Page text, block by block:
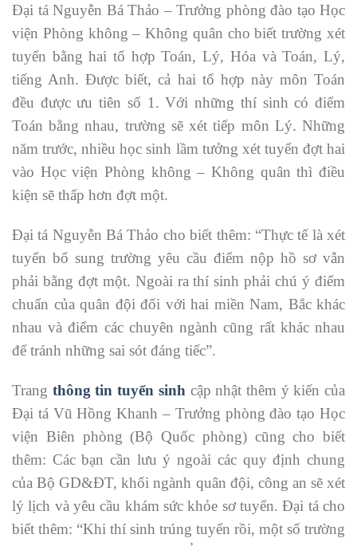
Đại tá Nguyễn Bá Thảo – Trưởng phòng đào tạo Học
viện Phòng không – Không quân cho biết trường xét
tuyển bằng hai tổ hợp Toán, Lý, Hóa và Toán, Lý,
tiếng Anh. Được biết, cả hai tổ hợp này môn Toán
đều được ưu tiên số 1. Với những thí sinh có điểm
Toán bằng nhau, trường sẽ xét tiếp môn Lý. Những
năm trước, nhiều học sinh lầm tưởng xét tuyển đợt hai
vào Học viện Phòng không – Không quân thì điều
kiện sẽ thấp hơn đợt một.
Đại tá Nguyễn Bá Thảo cho biết thêm: “Thực tế là xét
tuyển bổ sung trường yêu cầu điểm nộp hồ sơ vẫn
phải bằng đợt một. Ngoài ra thí sinh phải chú ý điểm
chuẩn của quân đội đối với hai miền Nam, Bắc khác
nhau và điểm các chuyên ngành cũng rất khác nhau
để tránh những sai sót đáng tiếc”.
Trang thông tin tuyển sinh cập nhật thêm ý kiến của
Đại tá Vũ Hồng Khanh – Trưởng phòng đào tạo Học
viện Biên phòng (Bộ Quốc phòng) cũng cho biết
thêm: Các bạn cần lưu ý ngoài các quy định chung
của Bộ GD&ĐT, khối ngành quân đội, công an sẽ xét
lý lịch và yêu cầu khám sức khỏe sơ tuyển. Đại tá cho
biết thêm: “Khi thí sinh trúng tuyển rồi, một số trường